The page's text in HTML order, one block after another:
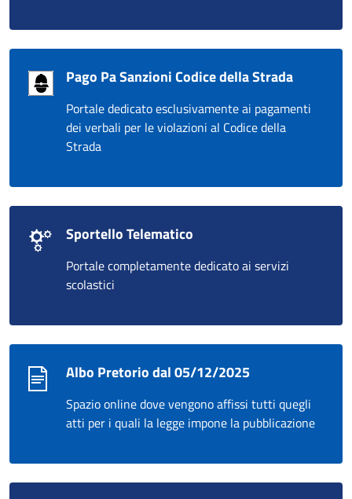
Pago Pa Sanzioni Codice della Strada
Portale dedicato esclusivamente ai pagamenti
dei verbali per le violazioni al Codice della
Strada
Sportello Telematico
Portale completamente dedicato ai servizi
scolastici
Albo Pretorio dal 05/12/2025
Spazio online dove vengono affissi tutti quegli
atti per i quali la legge impone la pubblicazione